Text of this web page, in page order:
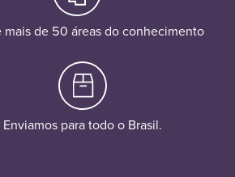
mais de 50 áreas do conhecimento
Enviamos para todo o Brasil.